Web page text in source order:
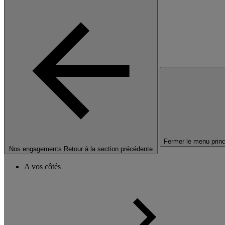
Nos engagements Retour à la section précédente
Fermer le menu
A vos côtés